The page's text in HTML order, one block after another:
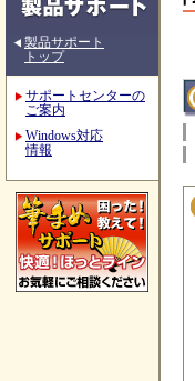
製品サポート
トップ
サポートセンターの
ご案内
Windows対応
情報